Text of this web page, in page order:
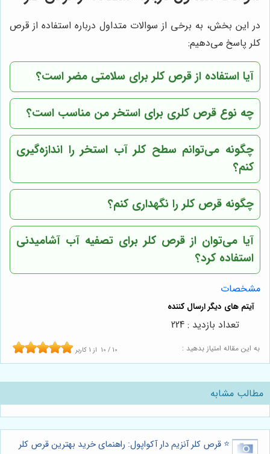
در این بخش، به برخی از سوالات متداول درباره استفاده از قرص
کلر پاسخ می‌دهیم:
آیا استفاده از قرص کلر برای سلامتی مضر است؟
چه نوع قرص کلری برای استخر من مناسب است؟
چگونه می‌توانم سطح کلر آب استخر را اندازه‌گیری
کنم؟
چگونه قرص کلر را نگهداری کنم؟
آیا می‌توان از قرص کلر برای تصفیه آب آشامیدنی
استفاده کرد؟
مشخصات
به این مقاله امتیاز بدهید : 10 / 10 از 1 کاربر
تعداد بازدید : 224
مطالب مشابه
⭐️ قرص کلر آنزیم دار آکواپول: راهنمای خرید بهترین قرص کلر